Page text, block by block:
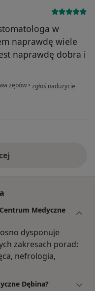
w
naprawdę wiele
naprawdę dobra i
zębów • w opinii użytkownika
zgłoś nadużycie
Medyczne
dysponuje
zakresach porad:
nefrologia,
Dębina?